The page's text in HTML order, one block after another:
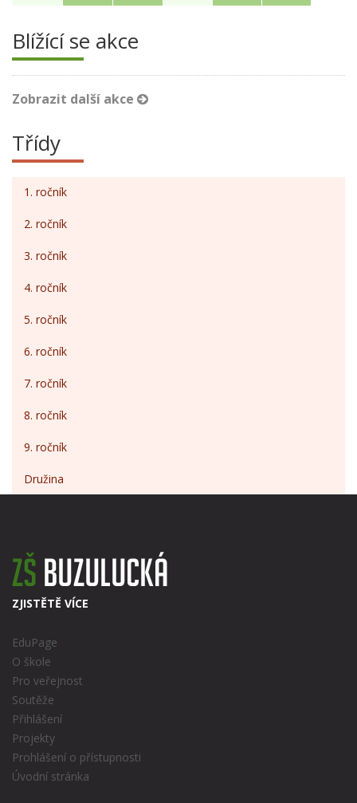
Blížící se akce
Zobrazit další akce
Třídy
1. ročník
2. ročník
3. ročník
4. ročník
5. ročník
6. ročník
7. ročník
8. ročník
9. ročník
Družina
ZJISTĚTĚ VÍCE
EduPage
O škole
Pro veřejnost
Soutěže
Přihlášení
Projekty
Prohlášení o přístupnosti
Úvodní stránka